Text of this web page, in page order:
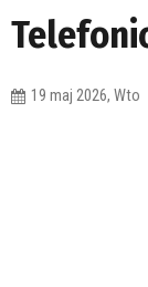
19 maj 2026, Wto